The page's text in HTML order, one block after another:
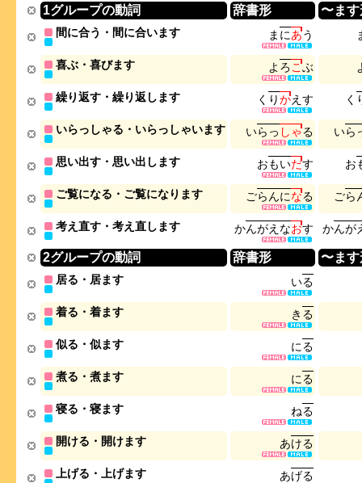
1グループの動詞 辞書形 〜ま
間に合う・間に合います ま にあう
喜ぶ・喜びます よ ろ こぶ
繰り返す・繰り返します く りかえ す く
いらっしゃる・いらっしゃいます いら っ し ゃる いら
思い出す・思い出します おもいだす お
ご覧になる・ご覧になります ごら んになる ごら
考え直す・考え直します かんがえ なおす かんが
2グループの動詞 辞書形 〜ま
居る・居ます いる
着る・着ます き る
似る・似ます にる
煮る・煮ます にる
寝る・寝ます ねる
開ける・開けます あける
上げる・上げます あげる